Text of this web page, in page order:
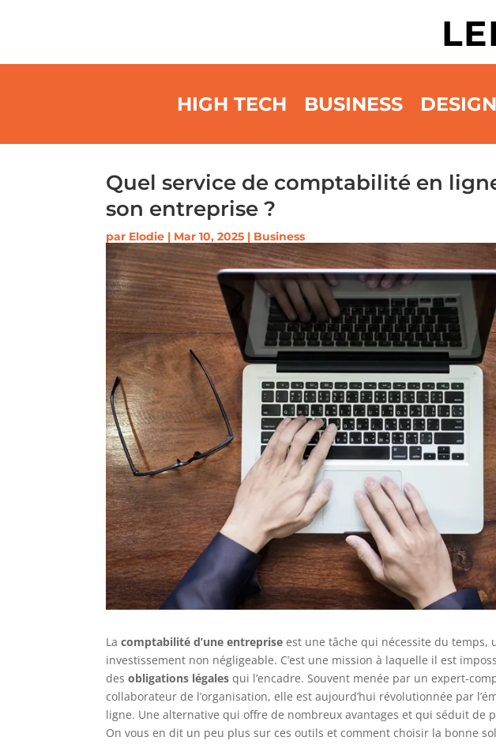
HIGH TECH BUSINESS DESIGN
Quel service de comptabilité en
son entreprise ?
par Elodie | Mar 10, 2025 | Business
Lacomptabilité d’une entreprise est une tâche qui nécessite du temps,
investissement non négligeable. C’est une mission à laquelle il est
desobligations légales qui l’encadre. Souvent menée par un expert-
collaborateur de l’organisation, elle est aujourd’hui révolutionnée par
ligne. Une alternative qui offre de nombreux avantages et qui séduit de
On vous en dit un peu plus sur ces outils et comment choisir la bonne